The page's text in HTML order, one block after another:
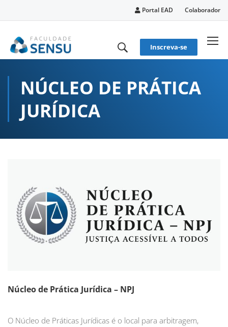
Portal EAD Colaborador
Inscreva-se
NÚCLEO DE PRÁTICA
JURÍDICA
Núcleo de Prática Jurídica – NPJ
O Núcleo de Práticas Jurídicas é o local para arbitragem,